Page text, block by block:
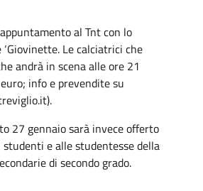
al Tnt con lo
Le calciatrici che
andrà in scena alle ore 21
info e prevendite su
27 gennaio sarà invece offerto
e alle studentesse della
di secondo grado.